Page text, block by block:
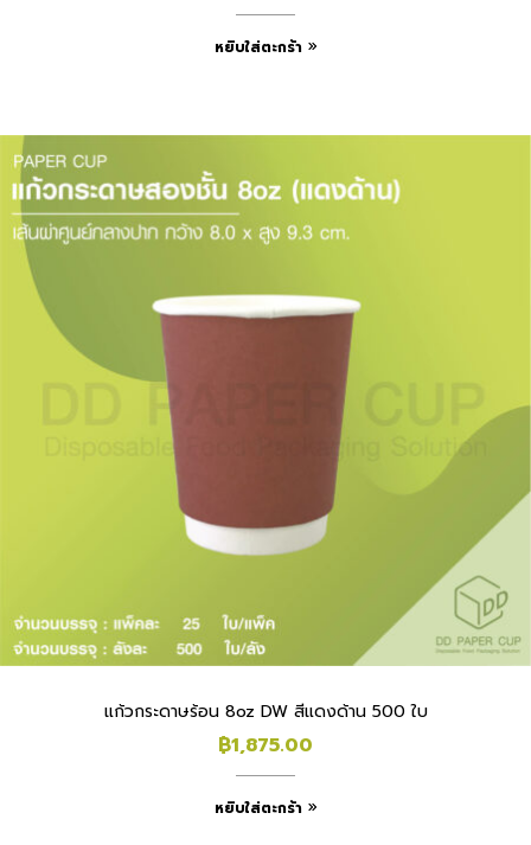
หยิบใส่ตะกร้า
แก้วกระดาษร้อน 8oz DW สีแดงด้าน 500 ใบ
฿1,875.00
หยิบใส่ตะกร้า